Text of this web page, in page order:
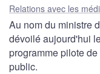
Relations avec les
Au nom du ministre
dévoilé aujourd'hui
programme pilote
public.